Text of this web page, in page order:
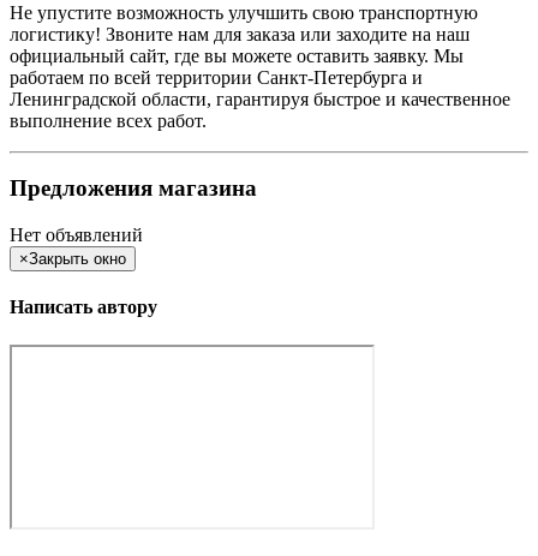
Не упустите возможность улучшить свою транспортную
логистику! Звоните нам для заказа или заходите на наш
официальный сайт, где вы можете оставить заявку. Мы
работаем по всей территории Санкт-Петербурга и
Ленинградской области, гарантируя быстрое и качественное
выполнение всех работ.
Предложения магазина
Нет объявлений
×Закрыть окно
Написать автору